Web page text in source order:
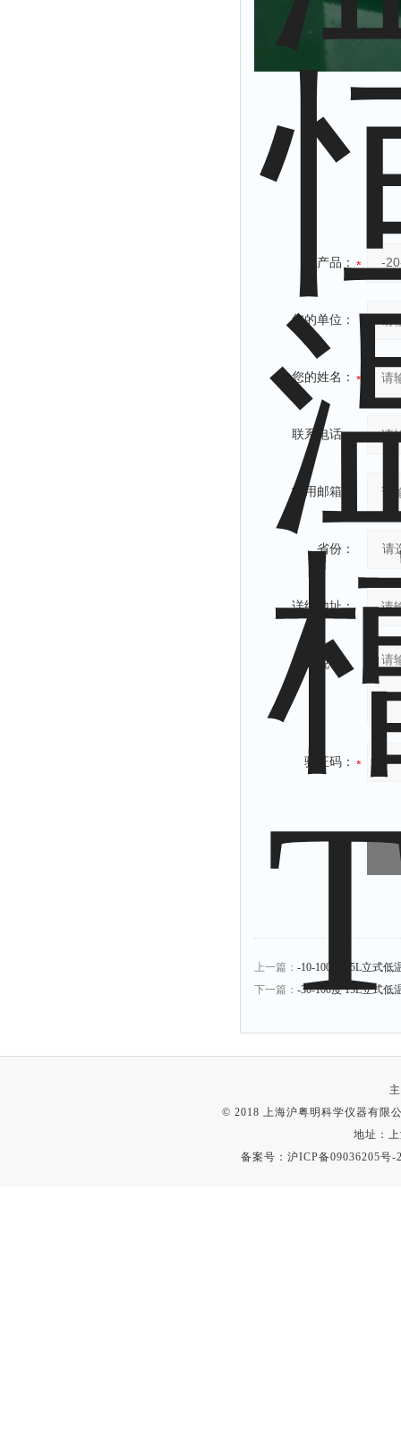
产品：
您的单位：
您的姓名：
联系电话：
常用邮箱：
省份：
详细地址：
补充说明：
验证码：
上一篇： -10-100度 15L立式低
下一篇： -30-100度 15L立式低
© 2018 上海沪粤明科学仪器有限
地址：
备案号：沪ICP备09036205号-